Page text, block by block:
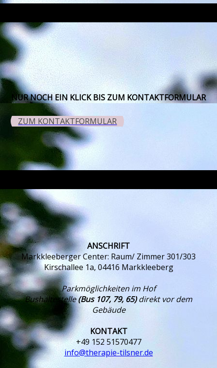
NUR NOCH EIN KLICK BIS ZUM KONTAKT­FORMULAR
ZUM KONTAKTFORMULAR
ANSCHRIFT
Markkleeberger Center: Raum/ Zimmer 301/303
Kirschallee 1a, 04416 Markkleeberg
Parkmöglichkeiten im Hof
Bushaltestelle(Bus 107, 79, 65)direkt vor dem
Gebäude
KONTAKT
+49 152 51570477
info@therapie-tilsner.de